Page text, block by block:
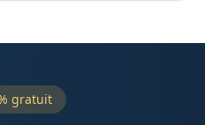
gratuit